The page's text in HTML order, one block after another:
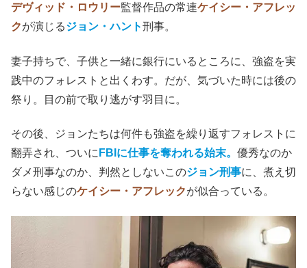
デヴィッド・ロウリー監督作品の常連ケイシー・アフレッ
クが演じるジョン・ハント刑事。
妻子持ちで、子供と一緒に銀行にいるところに、強盗を実
践中のフォレストと出くわす。だが、気づいた時には後の
祭り。目の前で取り逃がす羽目に。
その後、ジョンたちは何件も強盗を繰り返すフォレストに
翻弄され、ついに FBIに仕事を奪われる始末。 優秀なのか
ダメ刑事なのか、判然としないこのジョン刑事に、煮え切
らない感じのケイシー・アフレックが似合っている。